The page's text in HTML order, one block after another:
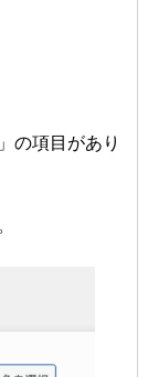
の項目があり